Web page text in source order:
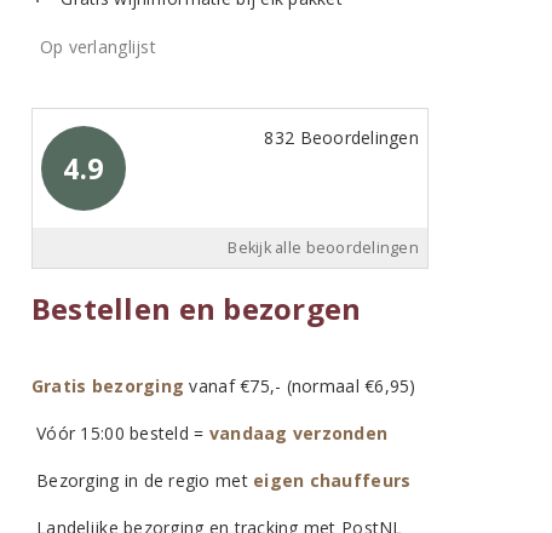
Op verlanglijst
4.9
832 Beoordelingen
Bekijk alle beoordelingen
Bestellen en bezorgen
Gratis bezorging vanaf €75,- (normaal €6,95)
Vóór 15:00 besteld = vandaag verzonden
Bezorging in de regio met eigen chauffeurs
Landelijke bezorging en tracking met PostNL